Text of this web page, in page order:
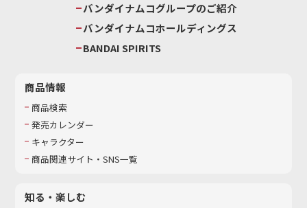
バンダイナムコグループのご紹介
バンダイナムコホールディングス
BANDAI SPIRITS
商品情報
商品検索
発売カレンダー
キャラクター
商品関連サイト・SNS一覧
知る・楽しむ